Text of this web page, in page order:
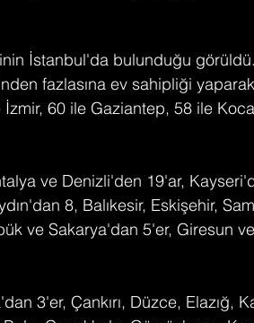
İstanbul'da bulunduğu görüldü.
fazlasına ev sahipliği yaparak
60 ile Gaziantep, 58 ile
ve Denizli'den 19'ar,
8, Balıkesir, Eskişehir,
ve Sakarya'dan 5'er, Giresun ve
3'er, Çankırı, Düzce, Elazığ,